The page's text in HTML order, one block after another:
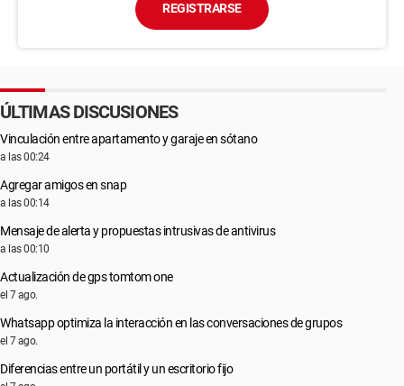
REGISTRARSE
ÚLTIMAS DISCUSIONES
Vinculación entre apartamento y garaje en sótano
a las 00:24
Agregar amigos en snap
a las 00:14
Mensaje de alerta y propuestas intrusivas de antivirus
a las 00:10
Actualización de gps tomtom one
el 7 ago.
Whatsapp optimiza la interacción en las conversaciones de grupos
el 7 ago.
Diferencias entre un portátil y un escritorio fijo